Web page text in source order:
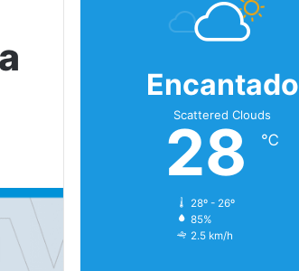
Encantado
Scattered Clouds
28 ℃
28º - 26º
85%
2.5 km/h